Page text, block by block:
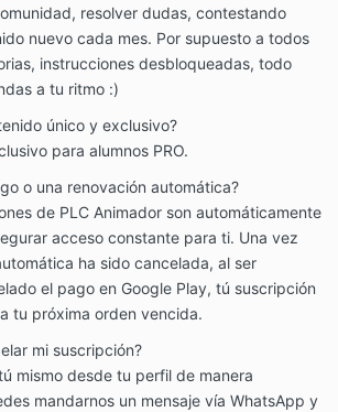
resolver dudas, contestando
nuevo cada mes. Por supuesto a todos
instrucciones desbloqueadas, todo
a tu ritmo :)
único y exclusivo?
para alumnos PRO.
o una renovación automática?
de PLC Animador son automáticamente
acceso constante para ti. Una vez
ha sido cancelada, al ser
el pago en Google Play, tú suscripción
tu próxima orden vencida.
mi suscripción?
mismo desde tu perfil de manera
mandarnos un mensaje vía WhatsApp y